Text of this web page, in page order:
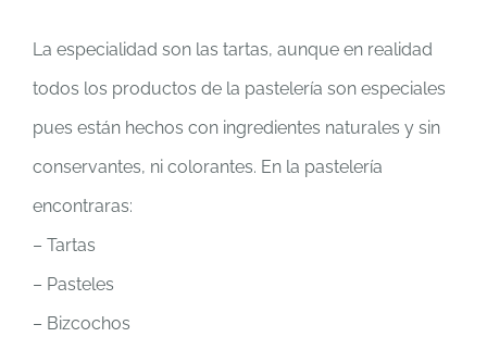
La especialidad son las tartas, aunque en realidad
todos los productos de la pastelería son especiales
pues están hechos con ingredientes naturales y sin
conservantes, ni colorantes. En la pastelería
encontraras:
– Tartas
– Pasteles
– Bizcochos